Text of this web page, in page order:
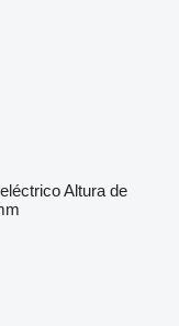
eléctricoAltura de